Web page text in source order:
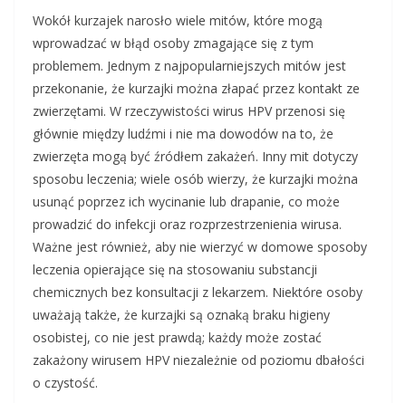
Wokół kurzajek narosło wiele mitów, które mogą
wprowadzać w błąd osoby zmagające się z tym
problemem. Jednym z najpopularniejszych mitów jest
przekonanie, że kurzajki można złapać przez kontakt ze
zwierzętami. W rzeczywistości wirus HPV przenosi się
głównie między ludźmi i nie ma dowodów na to, że
zwierzęta mogą być źródłem zakażeń. Inny mit dotyczy
sposobu leczenia; wiele osób wierzy, że kurzajki można
usunąć poprzez ich wycinanie lub drapanie, co może
prowadzić do infekcji oraz rozprzestrzenienia wirusa.
Ważne jest również, aby nie wierzyć w domowe sposoby
leczenia opierające się na stosowaniu substancji
chemicznych bez konsultacji z lekarzem. Niektóre osoby
uważają także, że kurzajki są oznaką braku higieny
osobistej, co nie jest prawdą; każdy może zostać
zakażony wirusem HPV niezależnie od poziomu dbałości
o czystość.